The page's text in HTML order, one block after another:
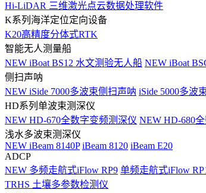
Hi-LiDAR 三维激光点云数据处理软件
K系列海洋定位定向设备
K20高精度分体式RTK
智能无人测量船
NEW iBoat BS12 水文测验无人船 NEW iBoat
侧扫声呐
NEW iSide 7000多波束侧扫声呐 iSide 5000多波
HD系列单波束测深仪
NEW HD-670全数字变频测深仪 NEW HD-680
浅水多波束测深仪
NEW iBeam 8140P iBeam 8120 iBeam E20
ADCP
NEW 多频走航式iFlow RP9 单频走航式iFlow
TRHS 土壤多参数检测仪